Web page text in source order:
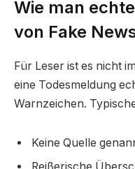
Wie man
von Fake
Für Leser ist es nicht
eine Todesmeldung
Warnzeichen.
Keine Quelle